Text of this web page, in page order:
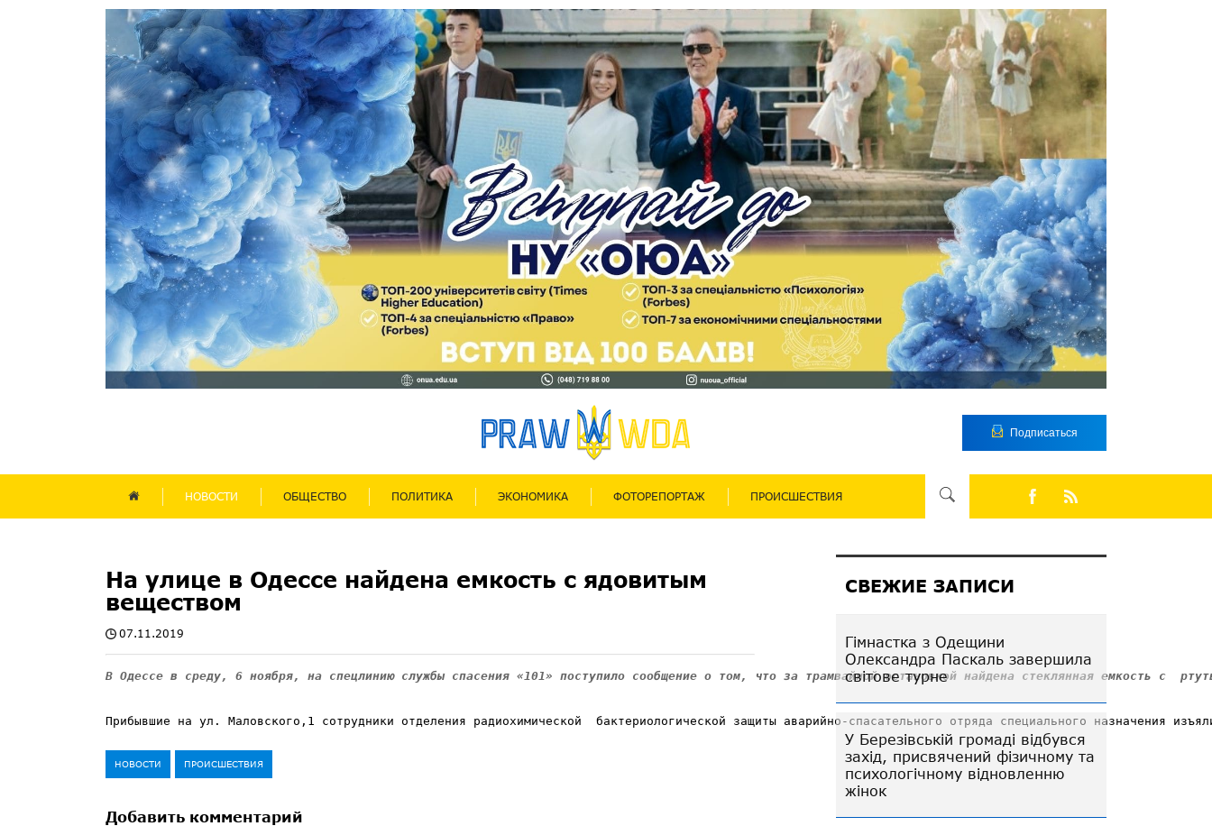
Подписаться
НОВОСТИ ОБЩЕСТВО ПОЛИТИКА ЭКОНОМИКА ФОТОРЕПОРТАЖ ПРОИСШЕСТВИЯ
На улице в Одессе найдена емкость с ядовитым
веществом
07.11.2019
В Одессе в среду, 6 ноября, на спецлинию службы спасения «101» поступило сообщение о том, что за трамвайной остановкой найдена стеклянная емкость с
Прибывшие на ул. Маловского,1 сотрудники отделения радиохимической  бактериологической защиты аварийно-спасательного отряда специального назначения
НОВОСТИ ПРОИСШЕСТВИЯ
Добавить комментарий
СВЕЖИЕ ЗАПИСИ
Гімнастка з Одещини
Олександра Паскаль завершила
світове турне
У Березівській громаді відбувся
захід, присвячений фізичному та
психологічному відновленню
жінок